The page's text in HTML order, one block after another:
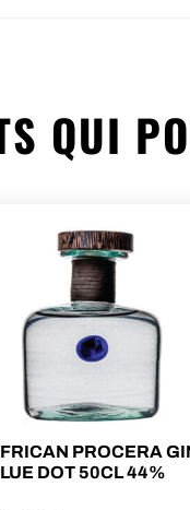
QUI
PROCERA
DOT 50CL 44%